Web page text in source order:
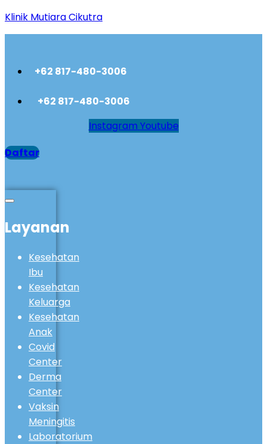
Klinik Mutiara Cikutra
+62 817-480-3006
+62 817-480-3006
Instagram Youtube
Daftar
Layanan
Kesehatan
Ibu
Kesehatan
Keluarga
Kesehatan
Anak
Covid
Center
Derma
Center
Vaksin
Meningitis
Laboratorium